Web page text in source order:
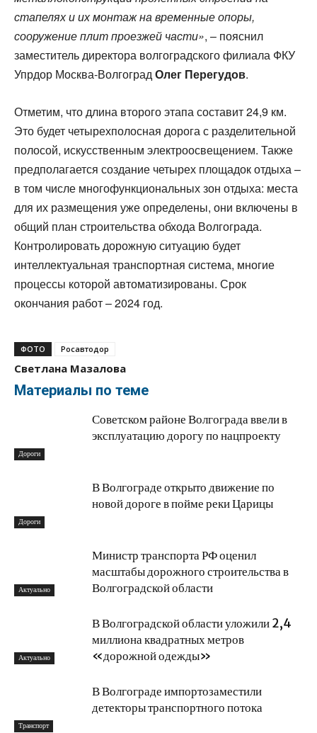
стапелях и их монтаж на временные опоры,
сооружение плит проезжей части», – пояснил
заместитель директора волгоградского филиала ФКУ
Упрдор Москва-ВолгоградОлег Перегудов.
Отметим, что длина второго этапа составит 24,9 км.
Это будет четырехполосная дорога с разделительной
полосой, искусственным электроосвещением. Также
предполагается создание четырех площадок отдыха –
в том числе многофункциональных зон отдыха: места
для их размещения уже определены, они включены в
общий план строительства обхода Волгограда.
Контролировать дорожную ситуацию будет
интеллектуальная транспортная система, многие
процессы которой автоматизированы. Срок
окончания работ – 2024 год.
ФОТО Росавтодор
Светлана Мазалова
Материалы по теме
Дороги
Советском районе Волгограда ввели в
эксплуатацию дорогу по нацпроекту
Дороги
В Волгограде открыто движение по
новой дороге в пойме реки Царицы
Актуально
Министр транспорта РФ оценил
масштабы дорожного строительства в
Волгоградской области
Актуально
В Волгоградской области уложили 2,4
миллиона квадратных метров
«дорожной одежды»
Транспорт
В Волгограде импортозаместили
детекторы транспортного потока